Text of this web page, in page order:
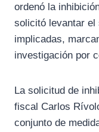
o
k
m
ordenó la
solicitó levantar el
implicadas,
investigación por
La solicitud de
fiscal Carlos
conjunto de